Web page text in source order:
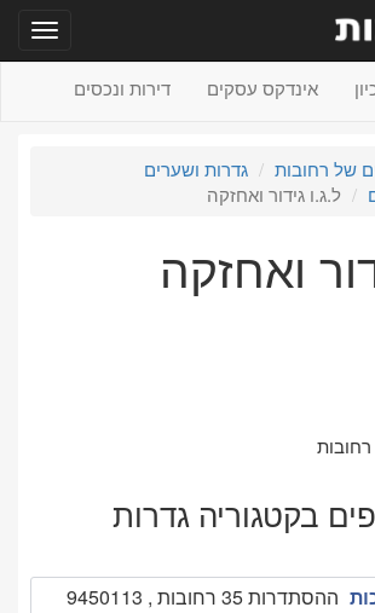
אינדקס עסקים דירות ונכסים
של רחובות
גדרות ושערים
ל.ג.ו גידור ואחזקה
ואחזקה
בקטגוריה גדרות
ההסתדרות 35 רחובות , 9450113